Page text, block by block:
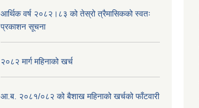
आर्थिक वर्ष २०८२।८३ को तेस्रो त्रैमासिकको स्वतः
प्रकाशन सूचना
२०८२ मार्ग महिनाको खर्च
आ.ब. २०८१/०८२ को बैशाख महिनाको खर्चको फाँटवारी